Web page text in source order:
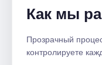
Как мы
Прозрачный
контролируете